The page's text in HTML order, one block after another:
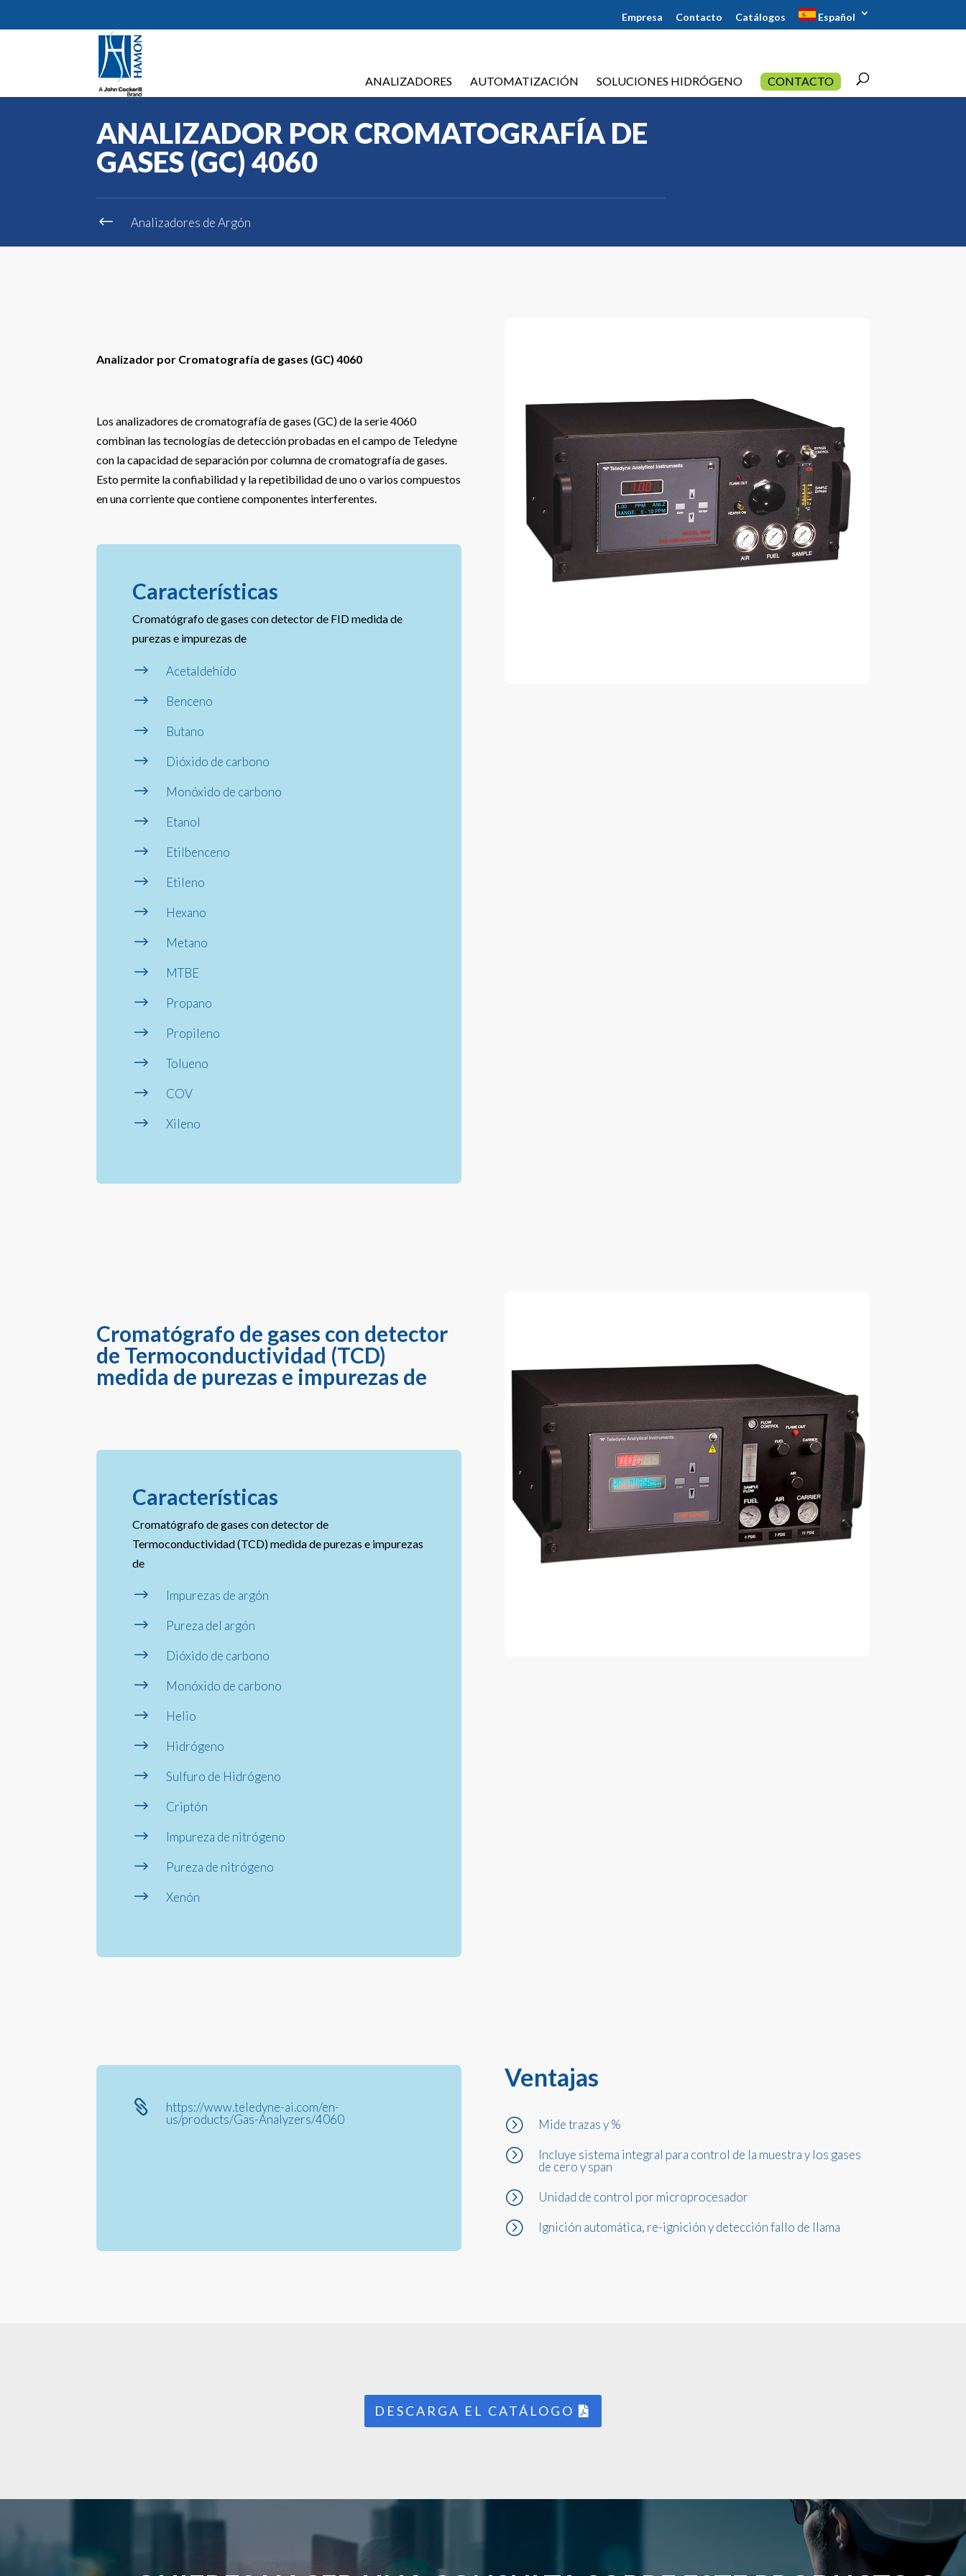
Empresa Contacto Catálogos Español
ANALIZADORES AUTOMATIZACIÓN SOLUCIONES HIDRÓGENO CONTACTO
ANALIZADOR POR CROMATOGRAFÍA DE
GASES (GC) 4060
# Analizadores de Argón
Analizador por Cromatografía de gases (GC) 4060
Los analizadores de cromatografía de gases (GC) de la serie 4060
combinan las tecnologías de detección probadas en el campo de Teledyne
con la capacidad de separación por columna de cromatografía de gases.
Esto permite la confiabilidad y la repetibilidad de uno o varios compuestos
en una corriente que contiene componentes interferentes.
Características
Cromatógrafo de gases con detector de FID medida de
purezas e impurezas de
$ Acetaldehído
$ Benceno
$ Butano
$ Dióxido de carbono
$ Monóxido de carbono
$ Etanol
$ Etilbenceno
$ Etileno
$ Hexano
$ Metano
$ MTBE
$ Propano
$ Propileno
$ Tolueno
$ COV
$ Xileno
Cromatógrafo de gases con detector
de Termoconductividad (TCD)
medida de purezas e impurezas de
Características
Cromatógrafo de gases con detector de
Termoconductividad (TCD) medida de purezas e impurezas
de
$ Impurezas de argón
$ Pureza del argón
$ Dióxido de carbono
$ Monóxido de carbono
$ Helio
$ Hidrógeno
$ Sulfuro de Hidrógeno
$ Criptón
$ Impureza de nitrógeno
$ Pureza de nitrógeno
$ Xenón

https://www.teledyne-ai.com/en-
us/products/Gas-Analyzers/4060
Ventajas
= Mide trazas y %
=
Incluye sistema integral para control de la muestra y los gases
de cero y span
= Unidad de control por microprocesador
= Ignición automática, re-ignición y detección fallo de llama
DESCARGA EL CATÁLOGO